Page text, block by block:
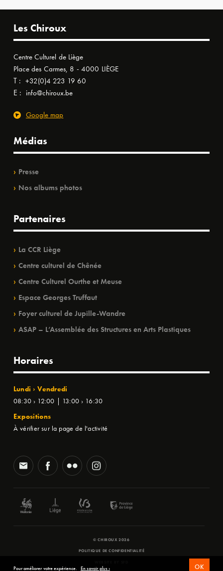
Les Chiroux
Centre Culturel de Liège
Place des Carmes, 8 - 4000 LIÈGE
T : +32(0)4 223 19 60
E : info@chiroux.be
Google map
Médias
Presse
Nos albums photos
Partenaires
La CCR Liège
Centre culturel de Chênée
Centre Culturel Ourthe et Meuse
Espace Georges Truffaut
Foyer culturel de Jupille-Wandre
ASAP – L’Assemblée des Structures en Arts Plastiques
Horaires
Lundi › Vendredi
08:30 › 12:00 | 13:00 › 16:30
Expositions
À vérifier sur la page de l'activité
© CHIROUX 2026
POLITIQUE DE CONFIDENTIALITÉ
Pour améliorer votre expérience. En savoir plus › OK